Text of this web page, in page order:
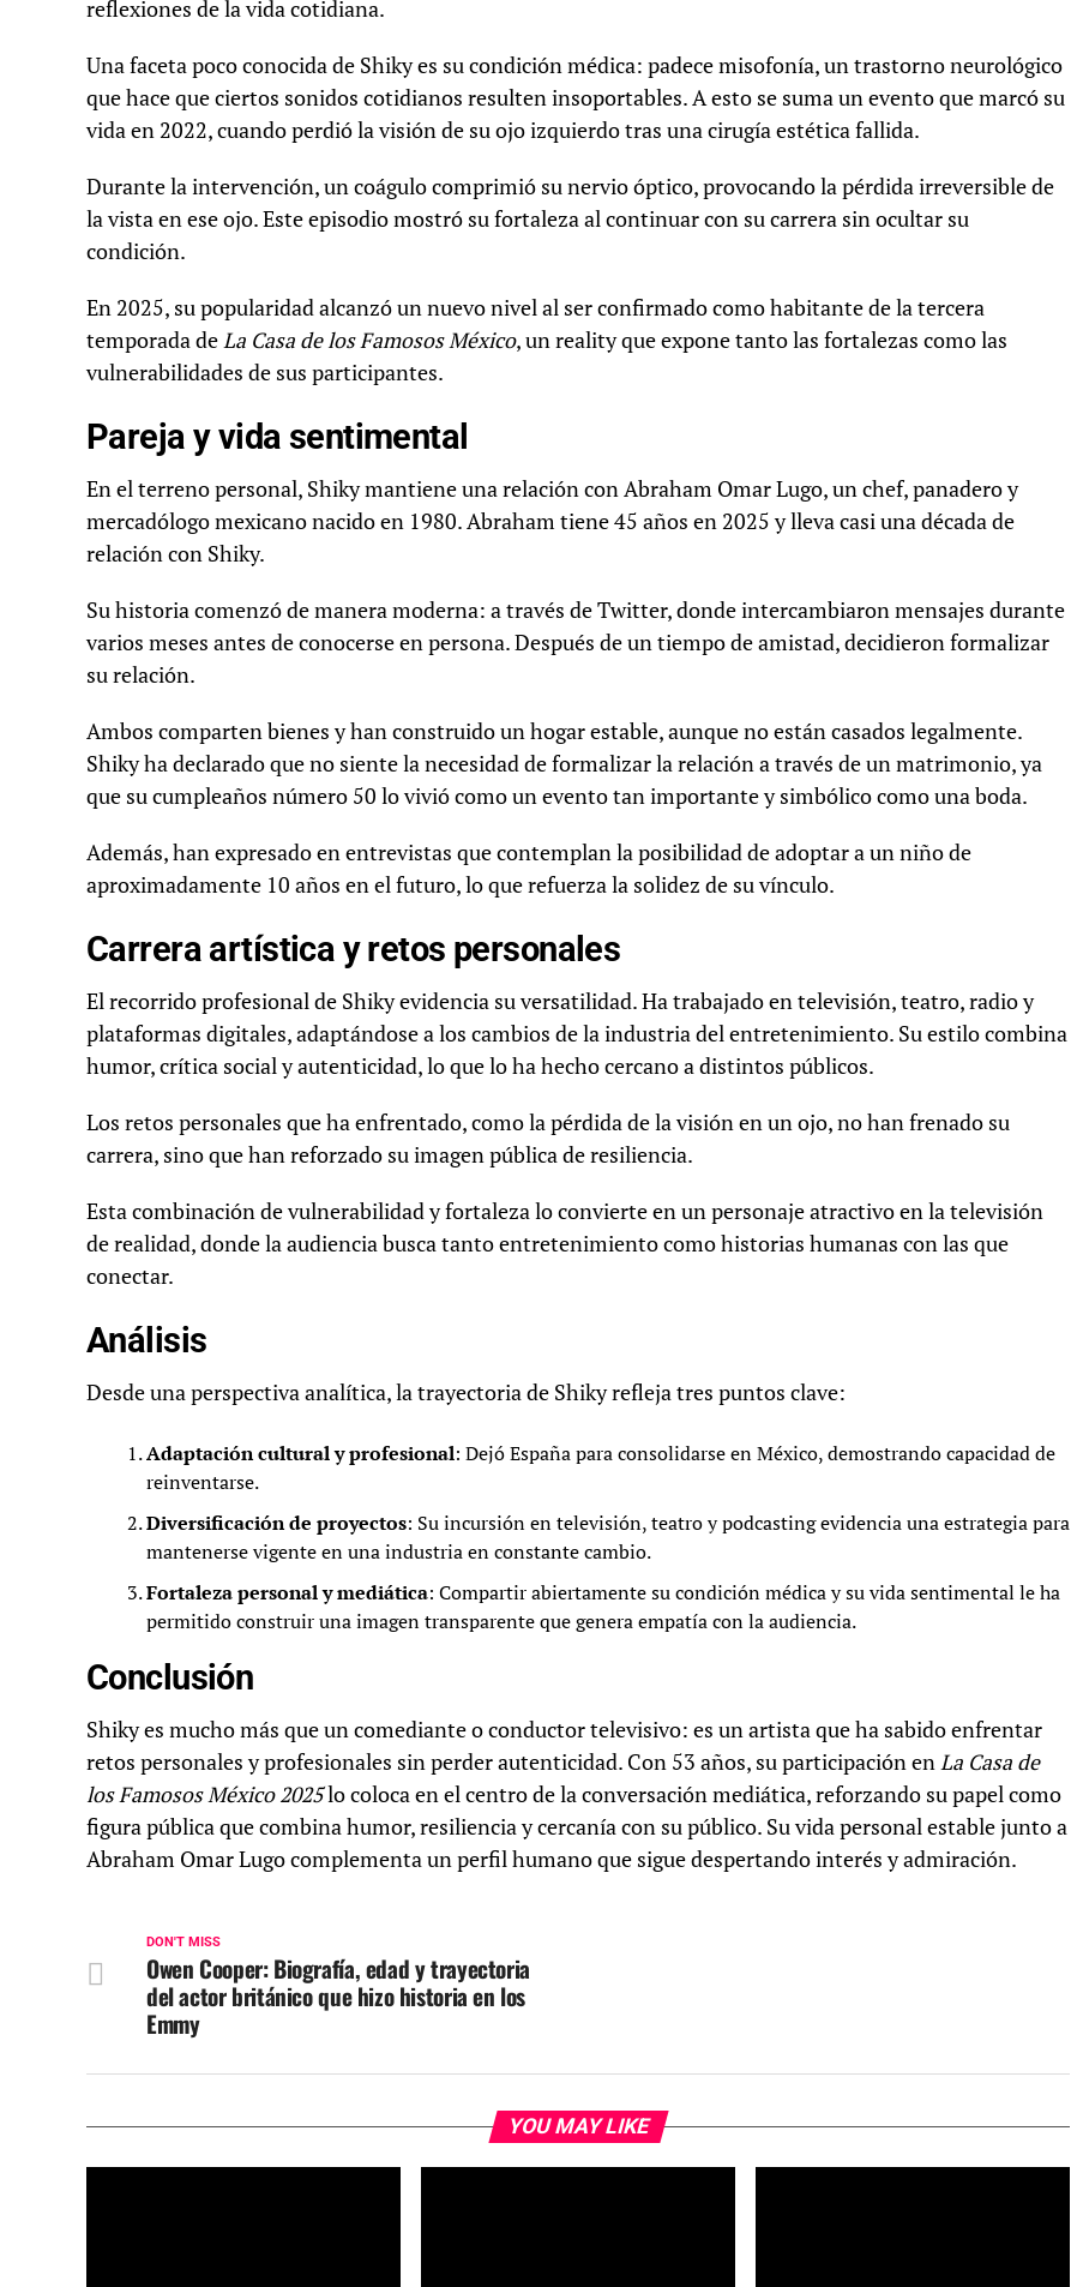
reflexiones de la vida cotidiana.
Una faceta poco conocida de Shiky es su condición médica: padece misofonía, un trastorno neurológico
que hace que ciertos sonidos cotidianos resulten insoportables. A esto se suma un evento que marcó su
vida en 2022, cuando perdió la visión de su ojo izquierdo tras una cirugía estética fallida.
Durante la intervención, un coágulo comprimió su nervio óptico, provocando la pérdida irreversible de
la vista en ese ojo. Este episodio mostró su fortaleza al continuar con su carrera sin ocultar su
condición.
En 2025, su popularidad alcanzó un nuevo nivel al ser confirmado como habitante de la tercera
temporada deLa Casa de los Famosos México, un reality que expone tanto las fortalezas como las
vulnerabilidades de sus participantes.
Pareja y vida sentimental
En el terreno personal, Shiky mantiene una relación con Abraham Omar Lugo, un chef, panadero y
mercadólogo mexicano nacido en 1980. Abraham tiene 45 años en 2025 y lleva casi una década de
relación con Shiky.
Su historia comenzó de manera moderna: a través de Twitter, donde intercambiaron mensajes durante
varios meses antes de conocerse en persona. Después de un tiempo de amistad, decidieron formalizar
su relación.
Ambos comparten bienes y han construido un hogar estable, aunque no están casados legalmente.
Shiky ha declarado que no siente la necesidad de formalizar la relación a través de un matrimonio, ya
que su cumpleaños número 50 lo vivió como un evento tan importante y simbólico como una boda.
Además, han expresado en entrevistas que contemplan la posibilidad de adoptar a un niño de
aproximadamente 10 años en el futuro, lo que refuerza la solidez de su vínculo.
Carrera artística y retos personales
El recorrido profesional de Shiky evidencia su versatilidad. Ha trabajado en televisión, teatro, radio y
plataformas digitales, adaptándose a los cambios de la industria del entretenimiento. Su estilo combina
humor, crítica social y autenticidad, lo que lo ha hecho cercano a distintos públicos.
Los retos personales que ha enfrentado, como la pérdida de la visión en un ojo, no han frenado su
carrera, sino que han reforzado su imagen pública de resiliencia.
Esta combinación de vulnerabilidad y fortaleza lo convierte en un personaje atractivo en la televisión
de realidad, donde la audiencia busca tanto entretenimiento como historias humanas con las que
conectar.
Análisis
Desde una perspectiva analítica, la trayectoria de Shiky refleja tres puntos clave:
Adaptación cultural y profesional: Dejó España para consolidarse en México, demostrando capacidad de
reinventarse.
Diversificación de proyectos: Su incursión en televisión, teatro y podcasting evidencia una estrategia para
mantenerse vigente en una industria en constante cambio.
Fortaleza personal y mediática: Compartir abiertamente su condición médica y su vida sentimental le ha
permitido construir una imagen transparente que genera empatía con la audiencia.
Conclusión
Shiky es mucho más que un comediante o conductor televisivo: es un artista que ha sabido enfrentar
retos personales y profesionales sin perder autenticidad. Con 53 años, su participación enLa Casa de
los Famosos México 2025lo coloca en el centro de la conversación mediática, reforzando su papel como
figura pública que combina humor, resiliencia y cercanía con su público. Su vida personal estable junto a
Abraham Omar Lugo complementa un perfil humano que sigue despertando interés y admiración.
DON'T MISS
Owen Cooper: Biografía, edad y trayectoria
del actor británico que hizo historia en los
Emmy
YOU MAY LIKE